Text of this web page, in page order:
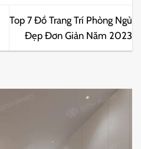
Top 7 Đồ Trang Trí Phòng Ngủ
Đẹp Đơn Giản Năm 2023